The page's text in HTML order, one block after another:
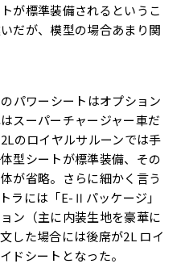
が標準装備されるというこ
だが、模型の場合あまり関
パワーシートはオプション
スーパーチャージャー車だ
のロイヤルサルーンでは手
型シートが標準装備、その
が省略。さらに細かく言う
ラには「E-Ⅱパッケージ」
ン（主に内装生地を豪華に
した場合には後席が2L ロイ
ドシートとなった。